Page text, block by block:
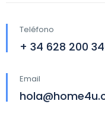
Teléfono
+ 34 628 200
Email